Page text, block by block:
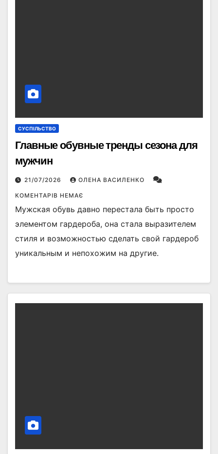
СУСПІЛЬСТВО
Главные обувные тренды сезона для
мужчин
21/07/2026 ОЛЕНА ВАСИЛЕНКО
КОМЕНТАРІВ НЕМАЄ
Мужская обувь давно перестала быть просто
элементом гардероба, она стала выразителем
стиля и возможностью сделать свой гардероб
уникальным и непохожим на другие.